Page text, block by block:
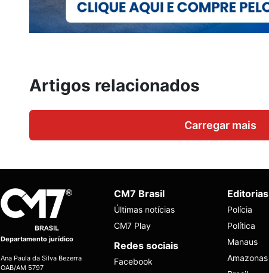
Artigos relacionados
Carregar mais
Departamento jurídico
Ana Paula da Silva Bezerra
OAB/AM 5797
CM7 Brasil
Últimas notícias
CM7 Play
Redes sociais
Facebook
Editorias
Polícia
Política
Manaus
Amazonas